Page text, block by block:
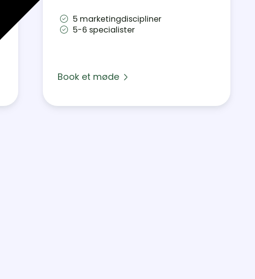
5 marketingdiscipliner
5-6 specialister
Book et møde